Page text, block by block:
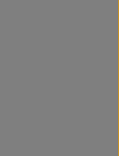
Sternen